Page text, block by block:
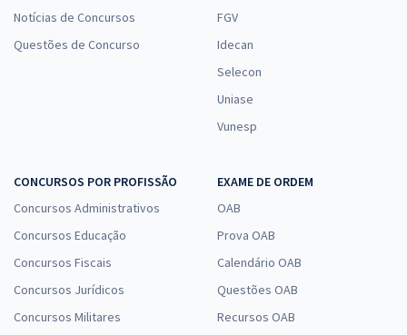
Notícias de Concursos
Questões de Concurso
FGV
Idecan
Selecon
Uniase
Vunesp
CONCURSOS POR PROFISSÃO
Concursos Administrativos
Concursos Educação
Concursos Fiscais
Concursos Jurídicos
Concursos Militares
EXAME DE ORDEM
OAB
Prova OAB
Calendário OAB
Questões OAB
Recursos OAB